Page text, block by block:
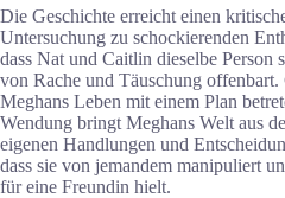
Die Geschichte erreicht einen
Untersuchung zu schockierenden
dass Nat und Caitlin dieselbe Person
von Rache und Täuschung
Meghans Leben mit einem Plan
Wendung bringt Meghans Welt aus
eigenen Handlungen und
dass sie von jemandem manipuliert
für eine Freundin hielt.